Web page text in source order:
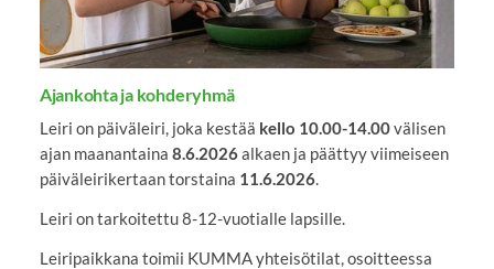
Ajankohta ja kohderyhmä
Leiri on päiväleiri, joka kestää kello 10.00-14.00välisen
ajan maanantaina 8.6.2026alkaen ja päättyy viimeiseen
päiväleirikertaan torstaina 11.6.2026.
Leiri on tarkoitettu 8-12-vuotialle lapsille.
Leiripaikkana toimii KUMMA yhteisötilat, osoitteessa